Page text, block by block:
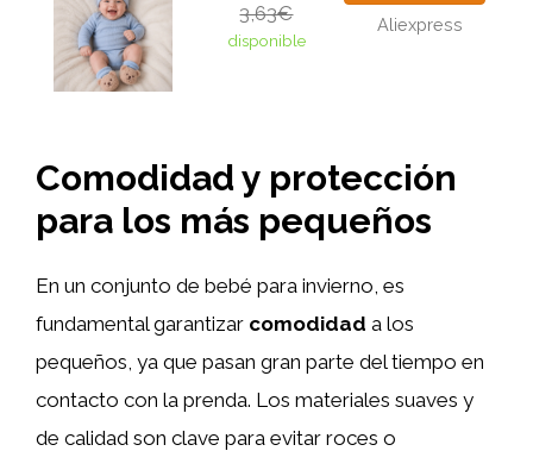
3,63€
disponible
Aliexpress
Comodidad y protección
para los más pequeños
En un conjunto de bebé para invierno, es
fundamental garantizar comodidad a los
pequeños, ya que pasan gran parte del tiempo en
contacto con la prenda. Los materiales suaves y
de calidad son clave para evitar roces o